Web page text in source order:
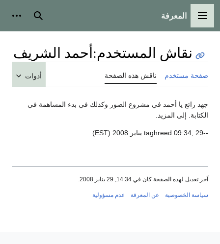
القائمة الرئيسية
المعرفة بحث
نقاش المستخدم:أحمد الشريف
صفحة مستخدم ناقش هذه الصفحة أدوات
جهد رائع يا أحمد في مشروع الصور وكذلك في بدء المساهمة في
الكتابة. إلى المزيد.
--taghreed 09:34, 29 يناير 2008 (EST)
آخر تعديل لهذه الصفحة كان في 14:34, 29 يناير 2008.
سياسة الخصوصية عن المعرفة عدم مسؤولية